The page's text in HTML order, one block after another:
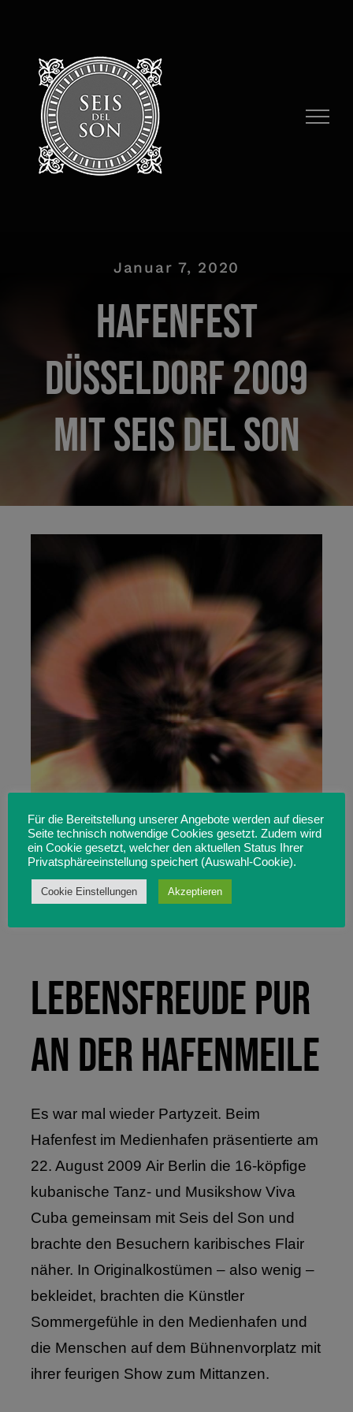
springen
Januar 7, 2020
Hafenfest
Düsseldorf 2009
mit Seis del Son
Lebensfreude pur
an der Hafenmeile
Es war mal wieder Partyzeit. Beim
Hafenfest im Medienhafen präsentierte am
22. August 2009 Air Berlin die 16-köpfige
kubanische Tanz- und Musikshow Viva
Cuba gemeinsam mit Seis del Son und
brachte den Besuchern karibisches Flair
näher. In Originalkostümen – also wenig –
bekleidet, brachten die Künstler
Sommergefühle in den Medienhafen und
die Menschen auf dem Bühnenvorplatz mit
ihrer feurigen Show zum Mittanzen.
Für die Bereitstellung unserer Angebote werden auf dieser
Seite technisch notwendige Cookies gesetzt. Zudem wird
ein Cookie gesetzt, welcher den aktuellen Status Ihrer
Privatsphäreeinstellung speichert (Auswahl-Cookie).
Cookie Einstellungen Akzeptieren